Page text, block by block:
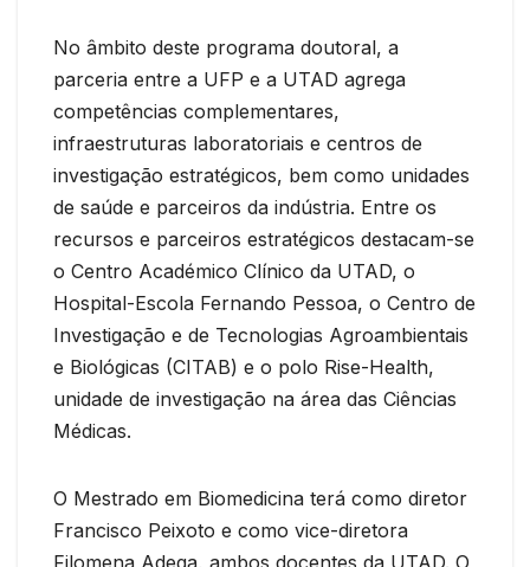
No âmbito deste programa doutoral, a
parceria entre a UFP e a UTAD agrega
competências complementares,
infraestruturas laboratoriais e centros de
investigação estratégicos, bem como unidades
de saúde e parceiros da indústria. Entre os
recursos e parceiros estratégicos destacam-se
o Centro Académico Clínico da UTAD, o
Hospital-Escola Fernando Pessoa, o Centro de
Investigação e de Tecnologias Agroambientais
e Biológicas (CITAB) e o polo Rise-Health,
unidade de investigação na área das Ciências
Médicas.
O Mestrado em Biomedicina terá como diretor
Francisco Peixoto e como vice-diretora